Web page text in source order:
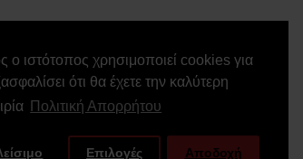
ο ιστότοπος χρησιμοποιεί cookies για
ότι θα έχετε την καλύτερη
Πολιτική Απορρήτου
Επιλογές Αποδοχή